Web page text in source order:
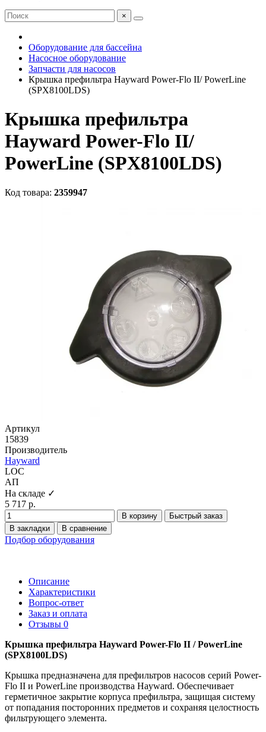
×
Оборудование для бассейна
Насосное оборудование
Запчасти для насосов
Крышка префильтра Hayward Power-Flo II/ PowerLine
(SPX8100LDS)
Крышка префильтра
Hayward Power-Flo II/
PowerLine (SPX8100LDS)
Код товара: 2359947
Артикул
15839
Производитель
Hayward
LOC
АП
На складе ✓
5 717 р.
В корзину
Быстрый заказ
В закладки
В сравнение
Подбор оборудования
Описание
Характеристики
Вопрос-ответ
Заказ и оплата
Отзывы 0
Крышка префильтра Hayward Power-Flo II / PowerLine
(SPX8100LDS)
Крышка предназначена для префильтров насосов серий Power-
Flo II и PowerLine производства Hayward. Обеспечивает
герметичное закрытие корпуса префильтра, защищая систему
от попадания посторонних предметов и сохраняя целостность
фильтрующего элемента.